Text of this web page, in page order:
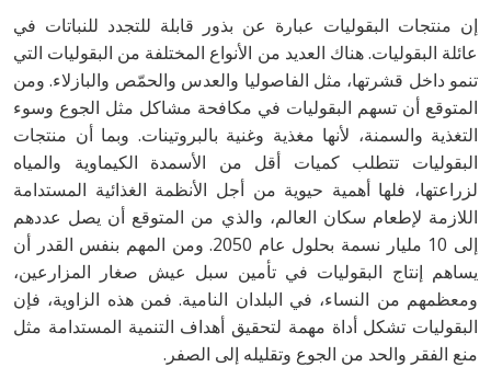
إن منتجات البقوليات عبارة عن بذور قابلة للتجدد للنباتات في
عائلة البقوليات. هناك العديد من الأنواع المختلفة من البقوليات التي
تنمو داخل قشرتها، مثل الفاصوليا والعدس والحمّص والبازلاء. ومن
المتوقع أن تسهم البقوليات في مكافحة مشاكل مثل الجوع وسوء
التغذية والسمنة، لأنها مغذية وغنية بالبروتينات. وبما أن منتجات
البقوليات تتطلب كميات أقل من الأسمدة الكيماوية والمياه
لزراعتها، فلها أهمية حيوية من أجل الأنظمة الغذائية المستدامة
اللازمة لإطعام سكان العالم، والذي من المتوقع أن يصل عددهم
إلى 10 مليار نسمة بحلول عام 2050. ومن المهم بنفس القدر أن
يساهم إنتاج البقوليات في تأمين سبل عيش صغار المزارعين،
ومعظمهم من النساء، في البلدان النامية. فمن هذه الزاوية، فإن
البقوليات تشكل أداة مهمة لتحقيق أهداف التنمية المستدامة مثل
منع الفقر والحد من الجوع وتقليله إلى الصفر.